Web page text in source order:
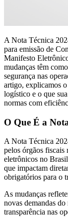
A Nota Técnica
para emissão de
Manifesto
mudanças têm
segurança nas
artigo, explicamos o
logístico e o que
normas com
O Que É a
A Nota Técnica
pelos órgãos fiscais
eletrônicos no
que impactam
obrigatórios para o
As mudanças
novas demandas
transparência nas